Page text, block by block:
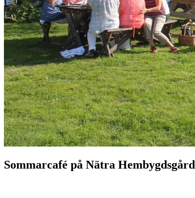
Sommarcafé på Nätra Hembygdsgård